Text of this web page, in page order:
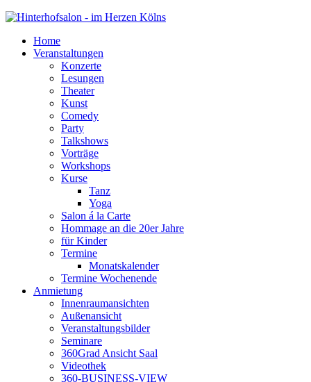
Home
Veranstaltungen
Konzerte
Lesungen
Theater
Kunst
Comedy
Party
Talkshows
Vorträge
Workshops
Kurse
Tanz
Yoga
Salon á la Carte
Hommage an die 20er Jahre
für Kinder
Termine
Monatskalender
Termine Wochenende
Anmietung
Innenraumansichten
Außenansicht
Veranstaltungsbilder
Seminare
360Grad Ansicht Saal
Videothek
360-BUSINESS-VIEW